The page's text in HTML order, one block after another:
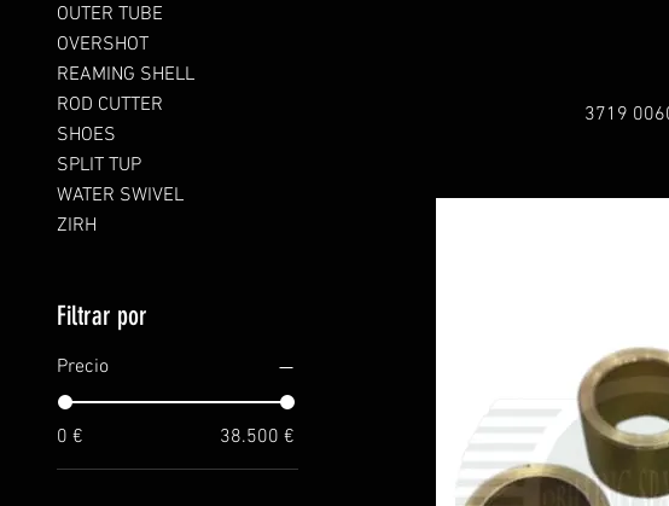
OUTER TUBE
OVERSHOT
REAMING SHELL
ROD CUTTER
SHOES
SPLIT TUP
WATER SWIVEL
ZIRH
Filtrar por
Precio
0 € 38.500 €
3719